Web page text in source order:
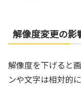
解像度変更の影
解像度を下げると
ンや文字は相対的